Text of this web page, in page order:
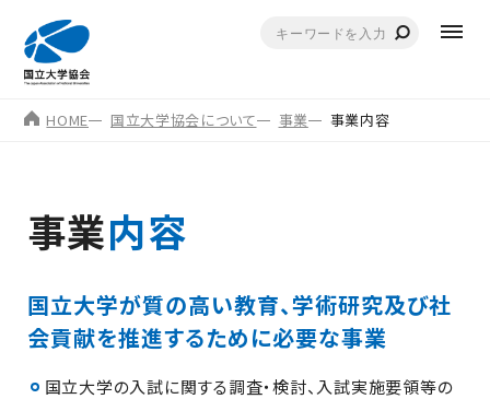
HOME 国立大学協会について 事業 事業内容
事業内容
国立大学が質の高い教育、学術研究及び社
会貢献を推進するために必要な事業
国立大学の入試に関する調査・検討、入試実施要領等の